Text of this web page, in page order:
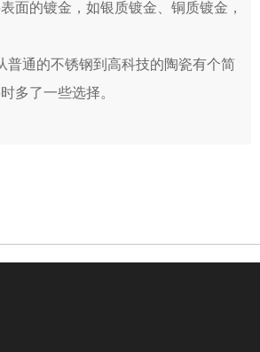
面的镀金，如银质镀金、铜质镀金，
普通的不锈钢到高科技的陶瓷有个简
多了一些选择。